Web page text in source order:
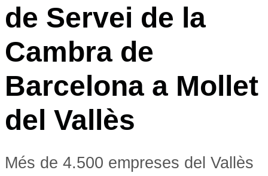
de Servei de la
Cambra de
Barcelona a Mollet
del Vallès
Més de 4.500 empreses del Vallès